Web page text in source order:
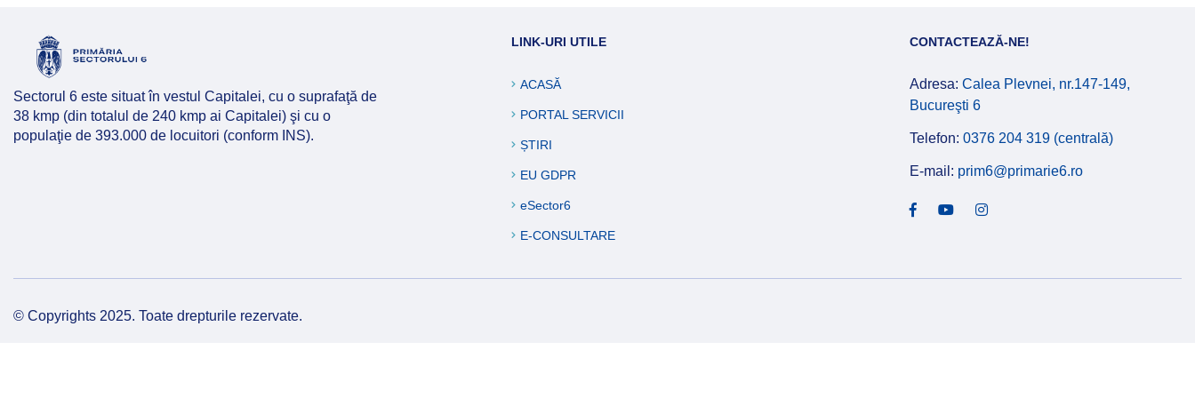
Sectorul 6 este situat în vestul Capitalei, cu o suprafaţă de
38 kmp (din totalul de 240 kmp ai Capitalei) şi cu o
populaţie de 393.000 de locuitori (conform INS).
LINK-URI UTILE
ACASĂ
PORTAL SERVICII
ȘTIRI
EU GDPR
eSector6
E-CONSULTARE
CONTACTEAZĂ-NE!
Adresa: Calea Plevnei, nr.147-149,
Bucureşti 6
Telefon: 0376 204 319 (centrală)
E-mail: prim6@primarie6.ro
© Copyrights 2025. Toate drepturile rezervate.